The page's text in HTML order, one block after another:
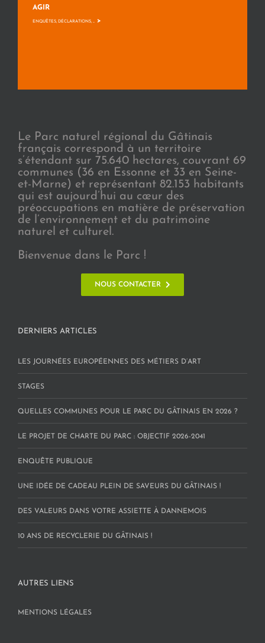
AGIR
ENQUÊTES, DÉCLARATIONS, ... >
Le Parc naturel régional du Gâtinais
français correspond à un territoire
s’étendant sur 75.640 hectares, couvrant 69
communes (36 en Essonne et 33 en Seine-
et-Marne) et représentant 82.153 habitants
qui est aujourd’hui au cœur des
préoccupations en matière de préservation
de l’environnement et du patrimoine
naturel et culturel.
Bienvenue dans le Parc !
NOUS CONTACTER
DERNIERS ARTICLES
LES JOURNÉES EUROPÉENNES DES MÉTIERS D’ART
STAGES
QUELLES COMMUNES POUR LE PARC DU GÂTINAIS EN 2026 ?
LE PROJET DE CHARTE DU PARC : OBJECTIF 2026-2041
ENQUÊTE PUBLIQUE
UNE IDÉE DE CADEAU PLEIN DE SAVEURS DU GÂTINAIS !
DES VALEURS DANS VOTRE ASSIETTE À DANNEMOIS
10 ANS DE RECYCLERIE DU GÂTINAIS !
AUTRES LIENS
MENTIONS LÉGALES